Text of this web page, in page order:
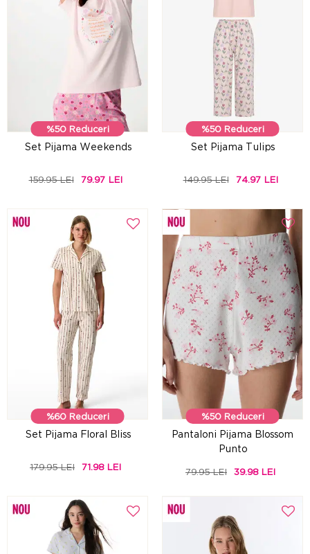
%50 Reduceri
Set Pijama Weekends
159.95 LEI 79.97 LEI
%50 Reduceri
Set Pijama Tulips
149.95 LEI 74.97 LEI
%60 Reduceri
Set Pijama Floral Bliss
179.95 LEI 71.98 LEI
%50 Reduceri
Pantaloni Pijama Blossom
Punto
79.95 LEI 39.98 LEI